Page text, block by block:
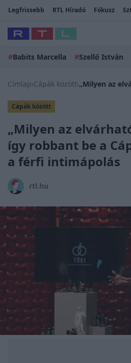
Legfrissebb RTL Híradó Fókusz
#Babits Marcella #Szellő István
Címlap›Cápák között›
Cápák között
„Milyen az
így robbant be a
a férfi intimápolás
rtl.hu